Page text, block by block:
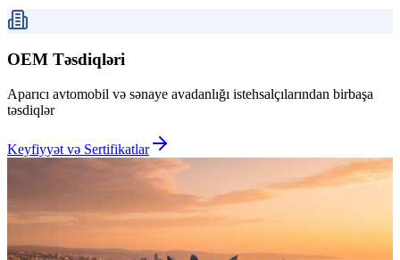
OEM Təsdiqləri
Aparıcı avtomobil və sənaye avadanlığı istehsalçılarından birbaşa
təsdiqlər
Keyfiyyət və Sertifikatlar